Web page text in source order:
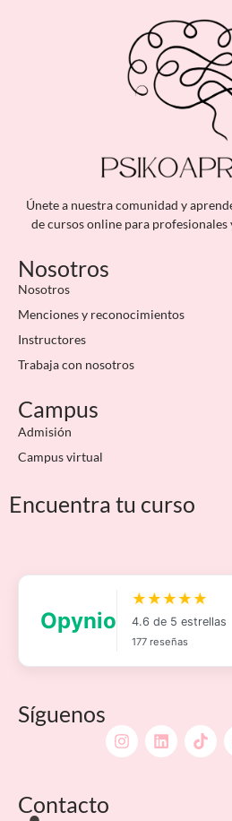
Únete a nuestra comunidad y
de cursos online para
Nosotros
Nosotros
Menciones y reconocimientos
Instructores
Trabaja con nosotros
Campus
Admisión
Campus virtual
Encuentra tu curso
Síguenos
Contacto